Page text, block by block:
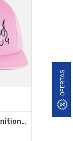
OFERTAS
Jockey Snapback Ignition Pink "1987" Spitfire